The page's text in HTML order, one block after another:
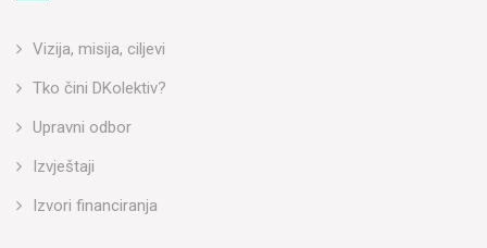
Vizija, misija, ciljevi
Tko čini DKolektiv?
Upravni odbor
Izvještaji
Izvori financiranja